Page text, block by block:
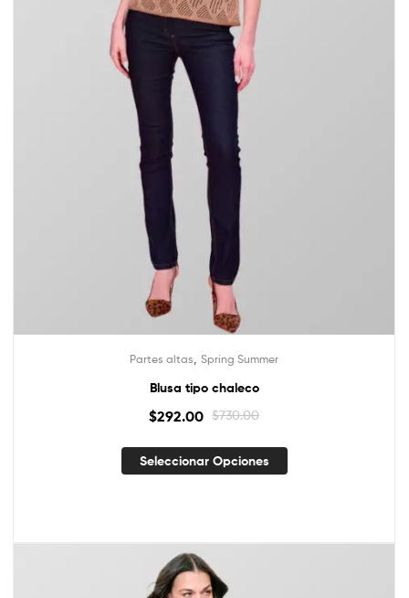
Partes altas Spring Summer
Blusa tipo chaleco
$730.00
$292.00
Seleccionar Opciones